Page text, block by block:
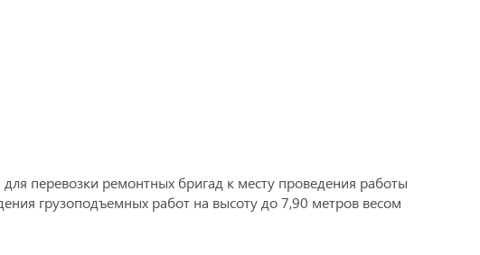
перевозки ремонтных бригад к месту проведения работы
грузоподъемных работ на высоту до 7,90 метров весом